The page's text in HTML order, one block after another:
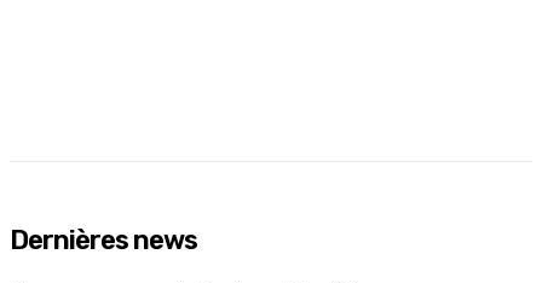
Dernières news